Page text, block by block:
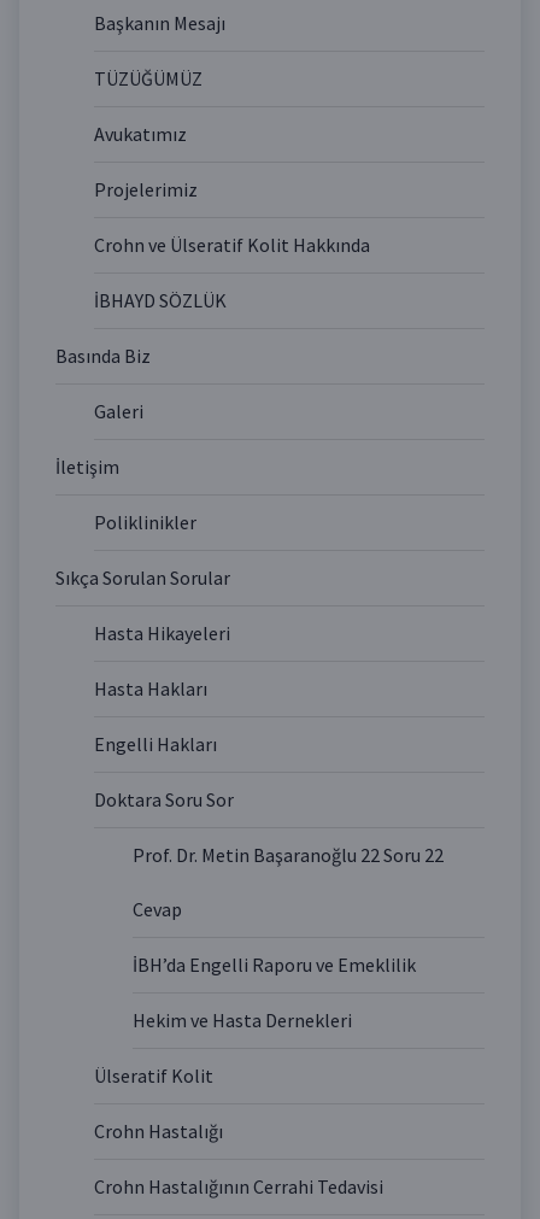
Başkanın Mesajı
TÜZÜĞÜMÜZ
Avukatımız
Projelerimiz
Crohn ve Ülseratif Kolit Hakkında
İBHAYD SÖZLÜK
Basında Biz
Galeri
İletişim
Poliklinikler
Sıkça Sorulan Sorular
Hasta Hikayeleri
Hasta Hakları
Engelli Hakları
Doktara Soru Sor
Prof. Dr. Metin Başaranoğlu 22 Soru 22
Cevap
İBH’da Engelli Raporu ve Emeklilik
Hekim ve Hasta Dernekleri
Ülseratif Kolit
Crohn Hastalığı
Crohn Hastalığının Cerrahi Tedavisi